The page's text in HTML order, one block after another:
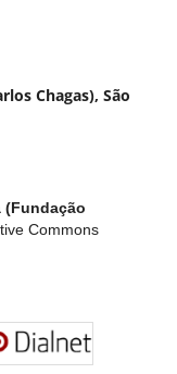
Chagas), São
(Fundação
Commons